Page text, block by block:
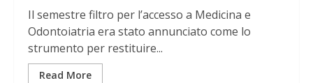
Il semestre filtro per l’accesso a Medicina e
Odontoiatria era stato annunciato come lo
strumento per restituire...
Read More